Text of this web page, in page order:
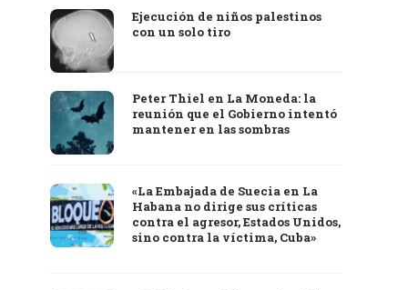
Ejecución de niños palestinos
con un solo tiro
Peter Thiel en La Moneda: la
reunión que el Gobierno intentó
mantener en las sombras
«La Embajada de Suecia en La
Habana no dirige sus críticas
contra el agresor, Estados Unidos,
sino contra la víctima, Cuba»